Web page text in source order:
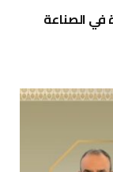
في الصناعة